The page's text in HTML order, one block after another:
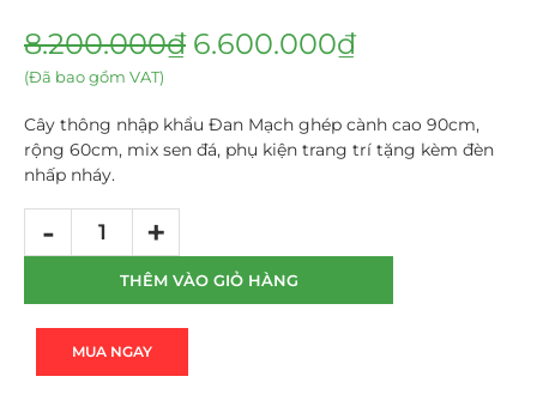
8.200.000₫ 6.600.000₫
(Đã bao gồm VAT)
Cây thông nhập khẩu Đan Mạch ghép cành cao 90cm,
rộng 60cm, mix sen đá, phụ kiện trang trí tặng kèm đèn
nhấp nháy.
THÊM VÀO GIỎ HÀNG
MUA NGAY